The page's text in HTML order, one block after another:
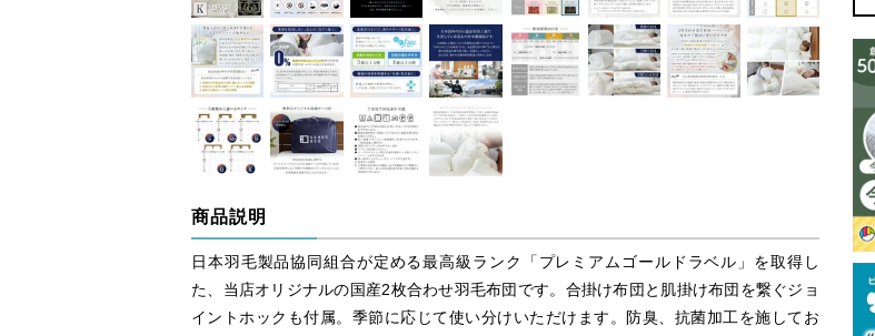
商品説明
日本羽毛製品協同組合が定める最高級ランク「プレミアムゴールドラベル」を取得し
た、当店オリジナルの国産2枚合わせ羽毛布団です。合掛け布団と肌掛け布団を繋ぐジョ
イントホックも付属。季節に応じて使い分けいただけます。防臭、抗菌加工を施してお